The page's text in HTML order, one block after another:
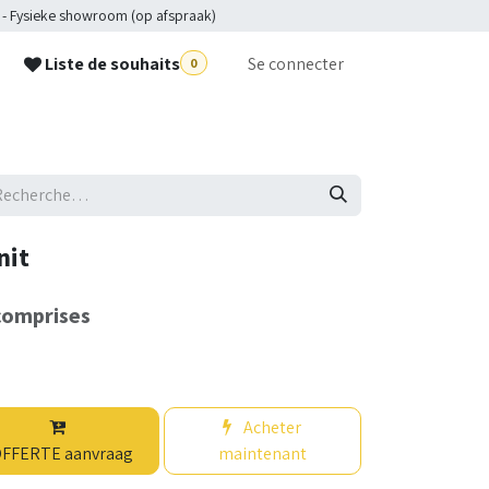
Fysieke showroom (op afspraak)
Liste de souhaits 0 Se connecter
aanvraag
Acheter
maintenant